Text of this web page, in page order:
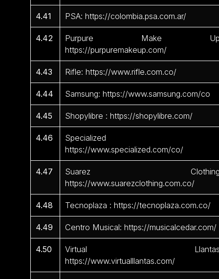
4.41 PSA: https://colombia.psa.com.ar/
4.42
Purpure Make
https://purpuremakeup.com/
4.43 Rifle: https://www.rifle.com.co/
4.44 Samsung: https://www.samsung.com/co
4.45 Shopylibre : https://shopylibre.com/
4.46
Specialized
https://www.specialized.com/co/
4.47
Suarez
https://www.suarezclothing.com.co/
4.48 Tecnoplaza : https://tecnoplaza.com.co/
4.49 Centro Musical: https://musicalcedar.com/
4.50
Virtual
https://www.virtualllantas.com/